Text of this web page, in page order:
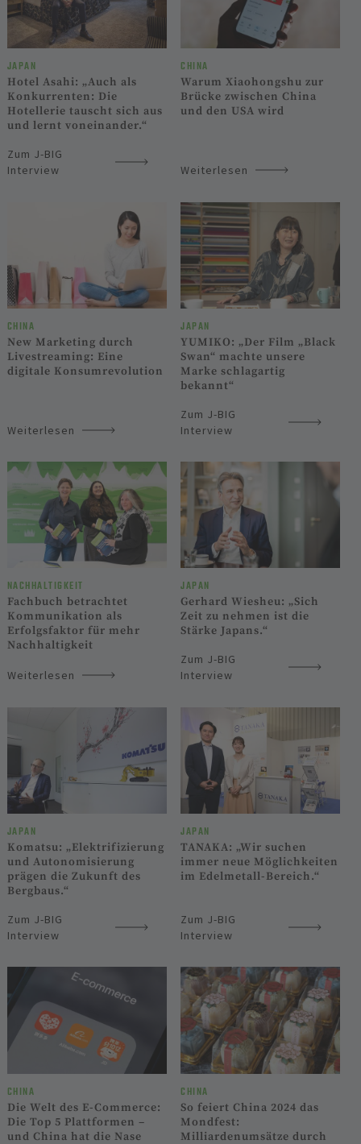
JAPAN
Hotel Asahi: „Auch als
Konkurrenten: Die
Hotellerie tauscht sich aus
und lernt voneinander.“
Zum J-BIG
Interview
CHINA
Warum Xiaohongshu zur
Brücke zwischen China
und den USA wird
Weiterlesen
CHINA
New Marketing durch
Livestreaming: Eine
digitale Konsumrevolution
Weiterlesen
JAPAN
YUMIKO: „Der Film „Black
Swan“ machte unsere
Marke schlagartig
bekannt“
Zum J-BIG
Interview
NACHHALTIGKEIT
Fachbuch betrachtet
Kommunikation als
Erfolgsfaktor für mehr
Nachhaltigkeit
Weiterlesen
JAPAN
Gerhard Wiesheu: „Sich
Zeit zu nehmen ist die
Stärke Japans.“
Zum J-BIG
Interview
JAPAN
Komatsu: „Elektrifizierung
und Autonomisierung
prägen die Zukunft des
Bergbaus.“
Zum J-BIG
Interview
JAPAN
TANAKA: „Wir suchen
immer neue Möglichkeiten
im Edelmetall-Bereich.“
Zum J-BIG
Interview
CHINA
Die Welt des E-Commerce:
Die Top 5 Plattformen –
und China hat die Nase
CHINA
So feiert China 2024 das
Mondfest:
Milliardenumsätze durch